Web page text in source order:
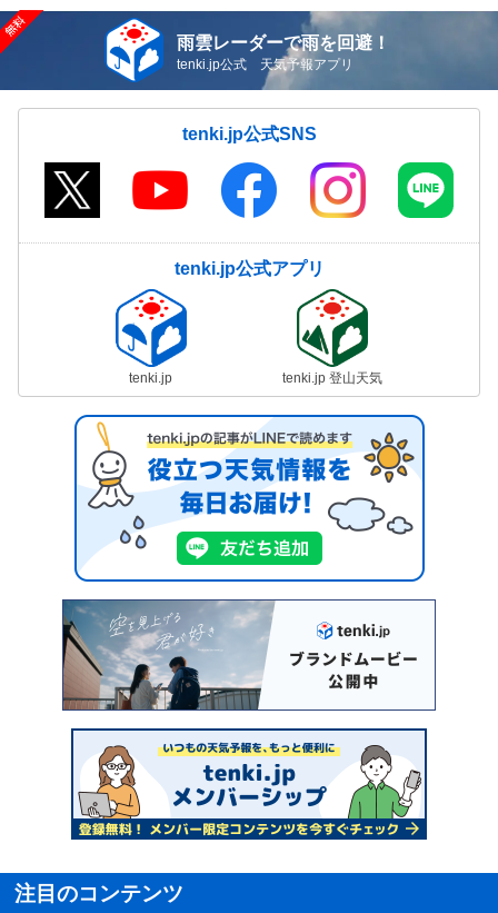
雨雲レーダーで雨を回避！
tenki.jp公式 天気予報アプリ
tenki.jp公式SNS
tenki.jp公式アプリ
tenki.jp tenki.jp 登山天気
注目のコンテンツ